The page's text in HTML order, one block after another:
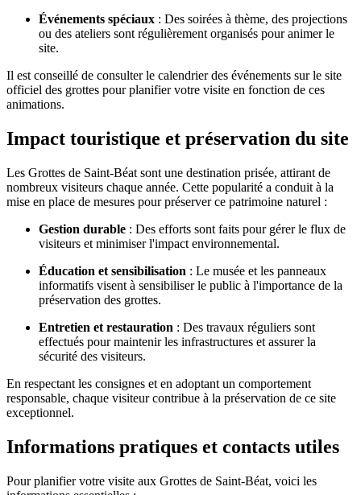
Événements spéciaux : Des soirées à thème, des projections
ou des ateliers sont régulièrement organisés pour animer le
site.
Il est conseillé de consulter le calendrier des événements sur le site
officiel des grottes pour planifier votre visite en fonction de ces
animations.
Impact touristique et préservation du site
Les Grottes de Saint-Béat sont une destination prisée, attirant de
nombreux visiteurs chaque année. Cette popularité a conduit à la
mise en place de mesures pour préserver ce patrimoine naturel :
Gestion durable : Des efforts sont faits pour gérer le flux de
visiteurs et minimiser l'impact environnemental.
Éducation et sensibilisation : Le musée et les panneaux
informatifs visent à sensibiliser le public à l'importance de la
préservation des grottes.
Entretien et restauration : Des travaux réguliers sont
effectués pour maintenir les infrastructures et assurer la
sécurité des visiteurs.
En respectant les consignes et en adoptant un comportement
responsable, chaque visiteur contribue à la préservation de ce site
exceptionnel.
Informations pratiques et contacts utiles
Pour planifier votre visite aux Grottes de Saint-Béat, voici les